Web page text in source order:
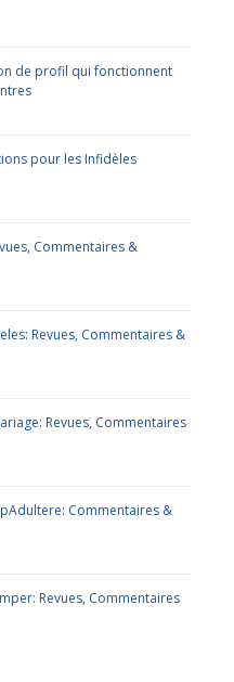
de profil qui fonctionnent
pour les Infidèles
Commentaires &
Revues, Commentaires &
Revues, Commentaires
Commentaires &
Revues, Commentaires